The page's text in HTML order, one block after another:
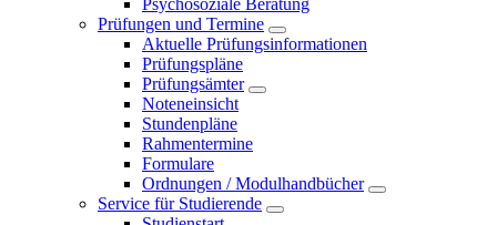
Psychosoziale Beratung
Prüfungen und Termine
Aktuelle Prüfungsinformationen
Prüfungspläne
Prüfungsämter
Noteneinsicht
Stundenpläne
Rahmentermine
Formulare
Ordnungen / Modulhandbücher
Service für Studierende